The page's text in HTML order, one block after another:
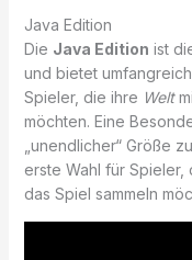
Java Edition
Die Java Edition ist
und bietet
Spieler, die ihre Welt
möchten. Eine
„unendlicher“ Größe
erste Wahl für Spieler,
das Spiel sammeln